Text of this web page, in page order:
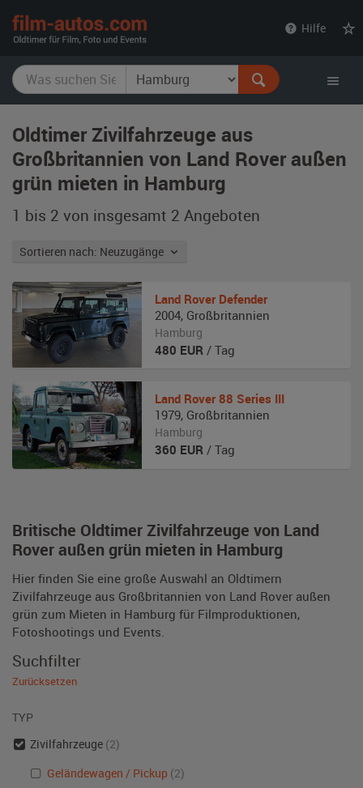
Hilfe
Oldtimer Zivilfahrzeuge aus
Großbritannien von Land Rover außen
grün mieten in Hamburg
1 bis 2 von insgesamt 2 Angeboten
Sortieren nach: Neuzugänge
Britische Oldtimer Zivilfahrzeuge von Land
Rover außen grün mieten in Hamburg
Hier finden Sie eine große Auswahl an Oldtimern
Zivilfahrzeuge aus Großbritannien von Land Rover außen
grün zum Mieten in Hamburg für Filmproduktionen,
Fotoshootings und Events.
Land Rover Defender
2004, Großbritannien
Hamburg
480 EUR / Tag
Land Rover 88 Series III
1979, Großbritannien
Hamburg
360 EUR / Tag
Suchfilter
Zurücksetzen
TYP
Zivilfahrzeuge (2)
Geländewagen / Pickup (2)